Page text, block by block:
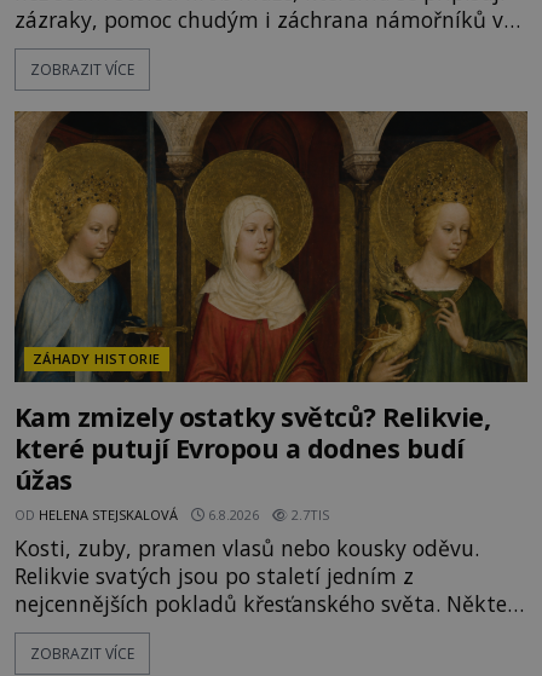
zázraky, pomoc chudým i záchrana námořníků v
bouřích. Pak ale přichází rok 1087 a klidné místo
se mění v dějiště podivné noční výpravy. Skupina
Mikuláše a odváží jeho ostatky přes moře do Bari.
Je to zbožná záchrana před nebezpečím, nebo
promyšlená krádež,
ZOBRAZIT VÍCE
ZÁHADY HISTORIE
Kam zmizely ostatky světců? Relikvie,
které putují Evropou a dodnes budí
úžas
OD HELENA STEJSKALOVÁ 6.8.2026 2.7TIS
Kosti, zuby, pramen vlasů nebo kousky oděvu.
Relikvie svatých jsou po staletí jedním z
nejcennějších pokladů křesťanského světa. Některé
mají pečlivě doloženou historii, jiné provází
záhady, krádeže i nečekané objevy. Jejich osudy
ZOBRAZIT VÍCE